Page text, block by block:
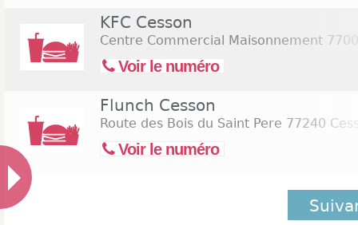
KFC Cesson
Centre Commercial Maisonnement
Voir le numéro
Flunch Cesson
Route des Bois du Saint Pere 77240
Voir le numéro